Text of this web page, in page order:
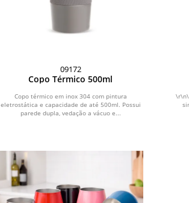
09172
Copo Térmico 500ml
Copo térmico em inox 304 com pintura
eletrostática e capacidade de até 500ml. Possui
parede dupla, vedação a vácuo e...